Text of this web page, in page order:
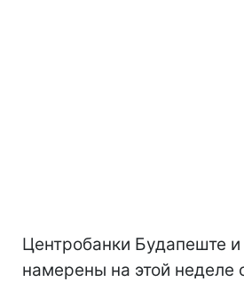
Центробанки Будапеште
намерены на этой неделе